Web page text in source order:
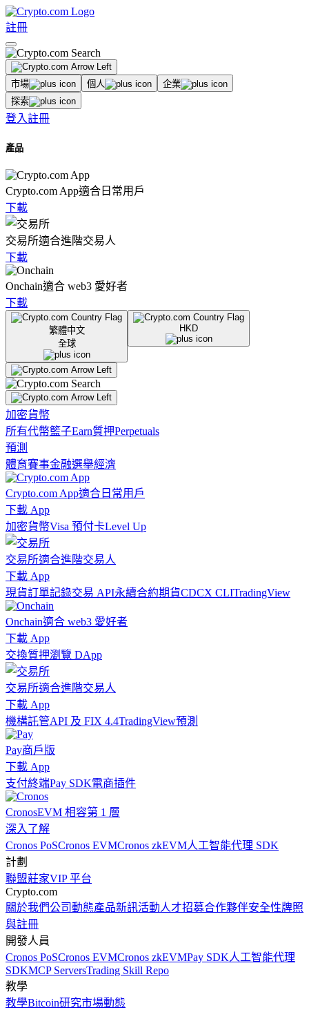
註冊
市場 個人
企業
探索
登入註冊
產品
Crypto.com App適合日常用戶
下載
交易所適合進階交易人
下載
Onchain適合 web3 愛好者
下載
繁體中文
全球
HKD
加密貨幣
所有代幣籃子Earn質押Perpetuals
預測
體育賽事金融選舉經濟
Crypto.com App適合日常用戶
下載 App
加密貨幣Visa 預付卡Level Up
交易所適合進階交易人
下載 App
現貨訂單記錄交易 API永續合約期貨CDCX CLITradingView
Onchain適合 web3 愛好者
下載 App
交換質押瀏覽 DApp
交易所適合進階交易人
下載 App
機構託管API 及 FIX 4.4TradingView預測
Pay商戶版
下載 App
支付終端Pay SDK電商插件
CronosEVM 相容第 1 層
深入了解
Cronos PoSCronos EVMCronos zkEVM人工智能代理 SDK
計劃
聯盟莊家VIP 平台
Crypto.com
關於我們公司動態產品新訊活動人才招募合作夥伴安全性牌照
與註冊
開發人員
Cronos PoSCronos EVMCronos zkEVMPay SDK人工智能代理
SDKMCP ServersTrading Skill Repo
教學
教學Bitcoin研究市場動態